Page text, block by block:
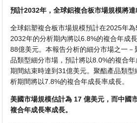
預計2032年，全球鋁複合板市場規模將達
全球鋁塑複合板市場規模預計在2025年
2032年的分析期內將以6.8%的複合年成
88億美元。本報告分析的細分市場之一
品類型細分市場，預計將以8.0%的複合
期間結束時達到31億美元。聚酯產品類
析期間將以7.8%的複合年成長率成長。
美國市場規模估計為 17 億美元，而中國
複合年成長率成長。